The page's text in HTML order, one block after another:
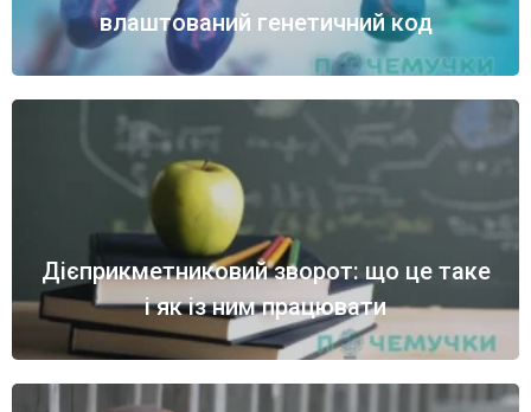
влаштований генетичний код
Дієприкметниковий зворот: що це таке
і як із ним працювати